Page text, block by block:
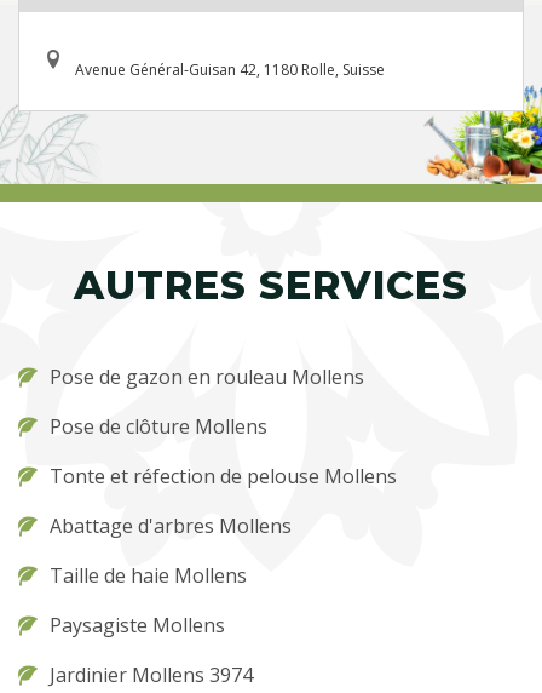
Avenue Général-Guisan 42, 1180 Rolle, Suisse
AUTRES SERVICES
Pose de gazon en rouleau Mollens
Pose de clôture Mollens
Tonte et réfection de pelouse Mollens
Abattage d'arbres Mollens
Taille de haie Mollens
Paysagiste Mollens
Jardinier Mollens 3974